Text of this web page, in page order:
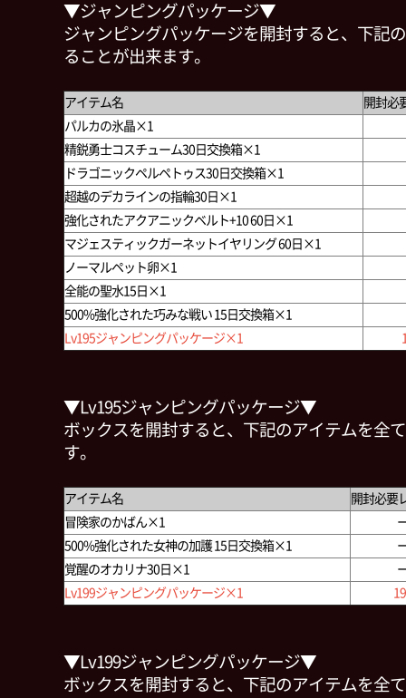
▼ジャンピングパッケージ▼
ジャンピングパッケージを開封すると、下記
ることが出来ます。
アイテム名
開封必
パルカの氷晶×1
精鋭勇士コスチューム30日交換箱×1
ドラゴニックペルペトゥス30日交換箱×1
超越のデカラインの指輪30日×1
強化されたアクアニックベルト+10 60日×1
マジェスティックガーネットイヤリング 60日×1
ノーマルペット卵×1
全能の聖水15日×1
500%強化された巧みな戦い 15日交換箱×1
Lv195ジャンピングパッケージ×1
▼Lv195ジャンピングパッケージ▼
ボックス を開封すると、下記のアイテムを全
す。
アイテム名
開封必要
冒険家のかばん×1
500%強化された女神の加護 15日交換箱×1
覚醒のオカリナ30日×1
Lv199ジャンピングパッケージ×1
▼Lv199ジャンピングパッケージ▼
ボックス を開封すると、下記のアイテムを全